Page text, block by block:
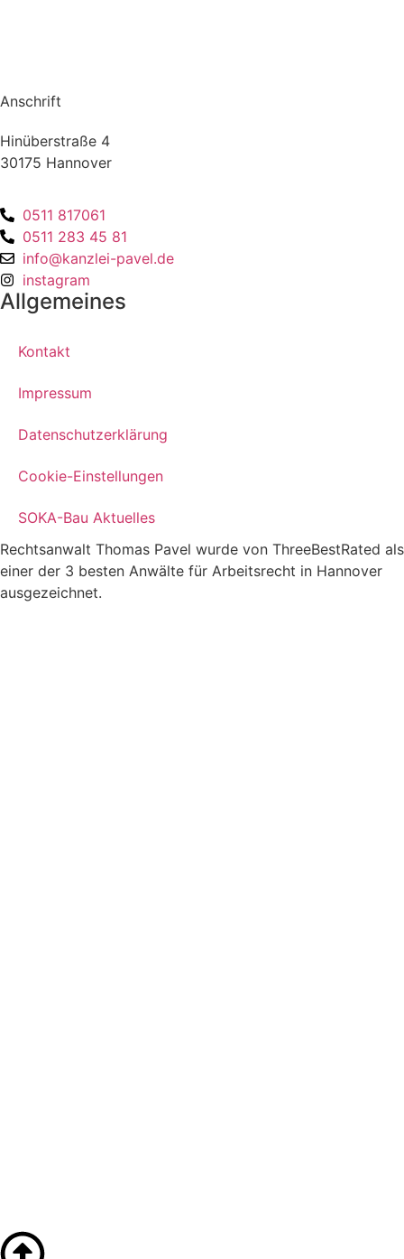
Anschrift
Hinüberstraße 4
30175 Hannover
0511 817061
0511 283 45 81
info@kanzlei-pavel.de
instagram
Allgemeines
Kontakt
Impressum
Datenschutzerklärung
Cookie-Einstellungen
SOKA-Bau Aktuelles
Rechtsanwalt Thomas Pavel wurde von ThreeBestRated als
einer der 3 besten Anwälte für Arbeitsrecht in Hannover
ausgezeichnet.